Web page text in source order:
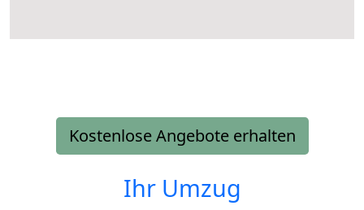
Kostenlose Angebote erhalten
Ihr Umzug